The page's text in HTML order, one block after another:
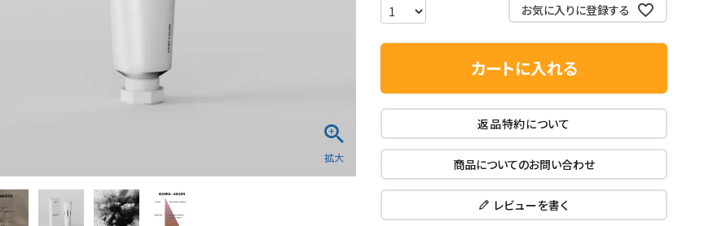
お気に入りに登録する
カートに入れる
返品特約について
商品についてのお問い合わせ
レビューを書く